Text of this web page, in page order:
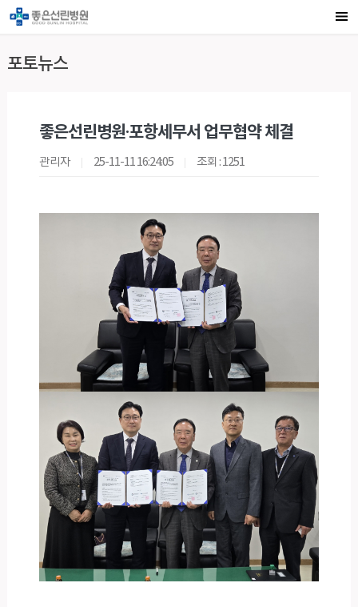
포토뉴스
좋은선린병원·포항세무서 업무협약 체결
관리자 25-11-11 16:24:05 조회 : 1251